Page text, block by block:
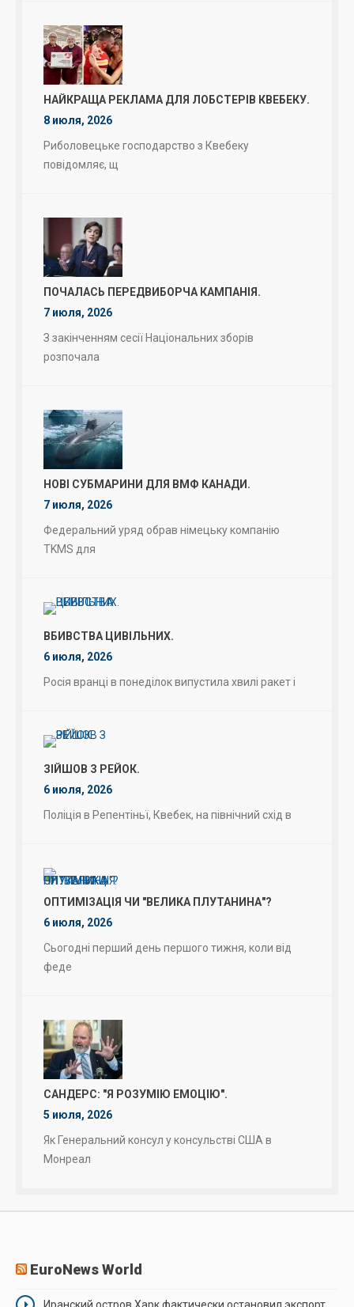
НАЙКРАЩА РЕКЛАМА ДЛЯ ЛОБСТЕРІВ КВЕБЕКУ.
8 июля, 2026
Риболовецьке господарство з Квебеку
повідомляє, щ
ПОЧАЛАСЬ ПЕРЕДВИБОРЧА КАМПАНІЯ.
7 июля, 2026
З закінченням сесії Національних зборів
розпочала
НОВІ СУБМАРИНИ ДЛЯ ВМФ КАНАДИ.
7 июля, 2026
Федеральний уряд обрав німецьку компанію
TKMS для
ВБИВСТВА ЦИВІЛЬНИХ.
6 июля, 2026
Росія вранці в понеділок випустила хвилі ракет і
ЗІЙШОВ З РЕЙОК.
6 июля, 2026
Поліція в Репентіньї, Квебек, на північний схід в
ОПТИМІЗАЦІЯ ЧИ "ВЕЛИКА ПЛУТАНИНА"?
6 июля, 2026
Сьогодні перший день першого тижня, коли від
феде
САНДЕРС: "Я РОЗУМІЮ ЕМОЦІЮ".
5 июля, 2026
Як Генеральний консул у консульстві США в
Монреал
EuroNews World
Иранский остров Харк фактически остановил экспорт